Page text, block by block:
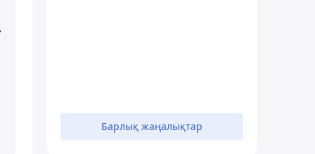
Барлық жаңалықтар